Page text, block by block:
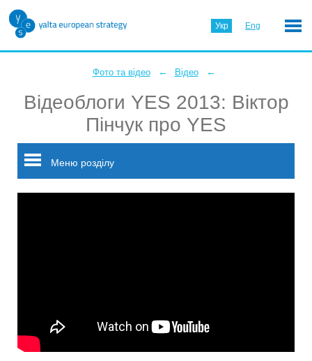
Укр Eng
Фото та відео ← Відео ←
Відеоблоги YES 2013: Віктор
Пінчук про YES
Меню розділу